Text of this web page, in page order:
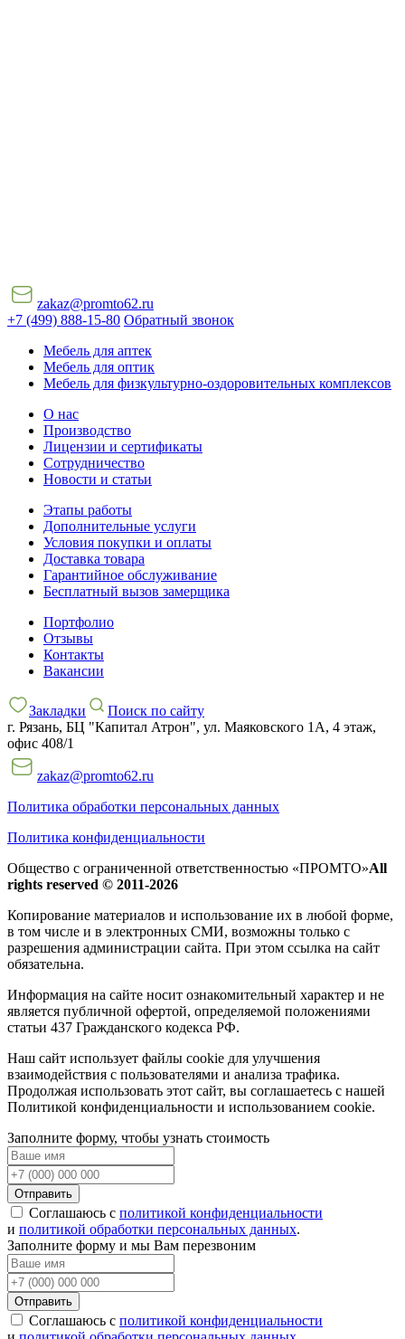
zakaz@promto62.ru
+7 (499) 888-15-80 Обратный звонок
Мебель для аптек
Мебель для оптик
Мебель для физкультурно-оздоровительных комплексов
О нас
Производство
Лицензии и сертификаты
Сотрудничество
Новости и статьи
Этапы работы
Дополнительные услуги
Условия покупки и оплаты
Доставка товара
Гарантийное обслуживание
Бесплатный вызов замерщика
Портфолио
Отзывы
Контакты
Вакансии
Закладки
Поиск по сайту
г. Рязань, БЦ "Капитал Атрон", ул. Маяковского 1А, 4 этаж,
офис 408/1
zakaz@promto62.ru
Политика обработки персональных данных
Политика конфиденциальности
Общество с ограниченной ответственностью «ПРОМТО»All
rights reserved © 2011-2026
Копирование материалов и использование их в любой форме,
в том числе и в электронных СМИ, возможны только c
разрешения администрации сайта. При этом ссылка на сайт
обязательна.
Информация на сайте носит ознакомительный характер и не
является публичной офертой, определяемой положениями
статьи 437 Гражданского кодекса РФ.
Наш сайт использует файлы cookie для улучшения
взаимодействия с пользователями и анализа трафика.
Продолжая использовать этот сайт, вы соглашаетесь с нашей
Политикой конфиденциальности и использованием cookie.
Заполните форму, чтобы узнать стоимость
Отправить
Соглашаюсь с политикой конфиденциальности
и политикой обработки персональных данных.
Заполните форму и мы Вам перезвоним
Отправить
Соглашаюсь с политикой конфиденциальности